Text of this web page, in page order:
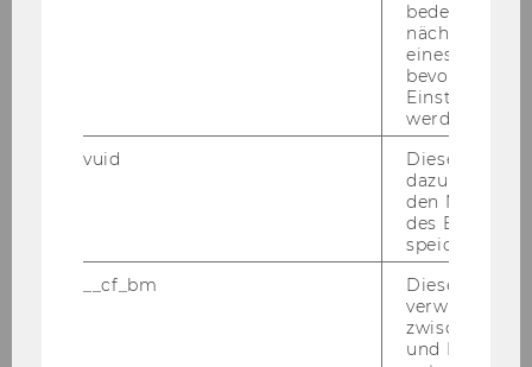
den Be­rei­chen Start-​Up Con­sul­ting sowie Eco­
no­mic Con­sul­ting wäh­rend sei­ner Mit­ar­beit bei
der Wirt­schafts­för­de­rung Frank­furt GmbH und
dem Be­ra­tungs­un­ter­neh­men des Deut­schen
Ber­lin. Zudem ar­bei­te­te er in meh­re­ren Pro­jek­
te im Be­reich der Wirt­schafts­ent­wick­lung in
Neu­see­land und Süd­afri­ka. Dar­über hin­aus
sam­mel­te er Er­fah­rung in der Le­bens­mit­tel­in­
dus­trie, im Be­reich IT und dem Öf­fent­li­chen
In sei­ner For­schung un­ter­sucht er, wie Un­ter­
bedeutet,
nächsten
eines Vimeo-
bevorzugten
werden.
vuid
Dieser
dazu
den
des
speichern.
__cf_bm
Dieses
verwendet,
zwischen
und Bots zu